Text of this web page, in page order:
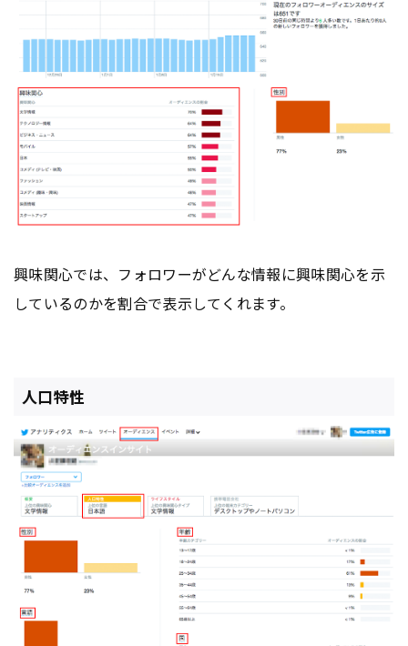
興味関心では、フォロワーがどんな情報に興味関心を示
しているのかを割合で表示してくれます。
人口特性